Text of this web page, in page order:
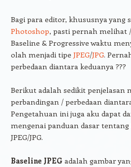
Bagi para editor, khususnya yang
Photoshop, pasti pernah melihat
Baseline & Progressive waktu
olah menjadi tipe JPEG/JPG.
perbedaan diantara keduanya ???
Berikut adalah sedikit penjelasan
perbandingan / perbedaan
Pengetahuan ini juga aku dapat
mengenai panduan dasar
JPEG/JPG.
Baseline JPEG adalah gambar